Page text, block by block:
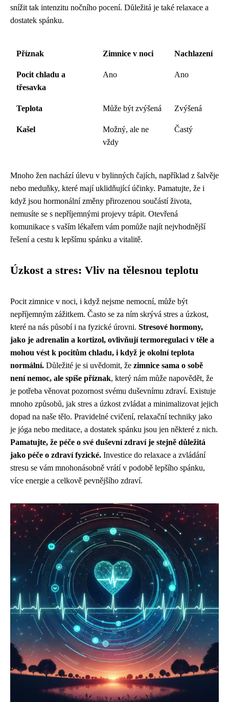
snížit tak intenzitu nočního pocení. Důležitá je také relaxace a
dostatek spánku.
Příznak Zimnice v noci Nachlazení
Pocit chladu a
třesavka
Ano Ano
Teplota Může být zvýšená Zvýšená
Kašel
Možný, ale ne
vždy
Častý
Mnoho žen nachází úlevu v bylinných čajích, například z šalvěje
nebo meduňky, které mají uklidňující účinky. Pamatujte, že i
když jsou hormonální změny přirozenou součástí života,
nemusíte se s nepříjemnými projevy trápit. Otevřená
komunikace s vaším lékařem vám pomůže najít nejvhodnější
řešení a cestu k lepšímu spánku a vitalitě.
Úzkost a stres: Vliv na tělesnou teplotu
Pocit zimnice v noci, i když nejsme nemocní, může být
nepříjemným zážitkem. Často se za ním skrývá stres a úzkost,
které na nás působí i na fyzické úrovni. Stresové hormony,
jako je adrenalin a kortizol, ovlivňují termoregulaci v těle a
mohou vést k pocitům chladu, i když je okolní teplota
normální. Důležité je si uvědomit, že zimnice sama o sobě
není nemoc, ale spíše příznak, který nám může napovědět, že
je potřeba věnovat pozornost svému duševnímu zdraví. Existuje
mnoho způsobů, jak stres a úzkost zvládat a minimalizovat jejich
dopad na naše tělo. Pravidelné cvičení, relaxační techniky jako
je jóga nebo meditace, a dostatek spánku jsou jen některé z nich.
Pamatujte, že péče o své duševní zdraví je stejně důležitá
jako péče o zdraví fyzické. Investice do relaxace a zvládání
stresu se vám mnohonásobně vrátí v podobě lepšího spánku,
více energie a celkově pevnějšího zdraví.